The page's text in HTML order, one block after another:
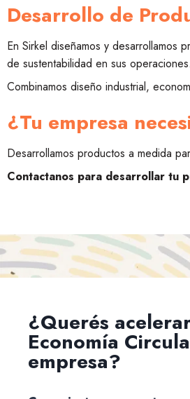
Desarrollo de
En Sirkel diseñamos y desarrollamos
de sustentabilidad en sus operaciones.
Combinamos diseño industrial,
¿Tu empresa
Desarrollamos productos a medida
Contactanos para desarrollar tu
¿Querés
Economía
empresa?